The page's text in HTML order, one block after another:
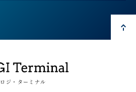
ロジ・ターミナル